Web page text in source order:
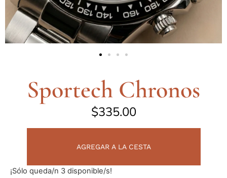
Sportech Chronos
$335.00
AGREGAR A LA CESTA
¡Sólo queda/n 3 disponible/s!